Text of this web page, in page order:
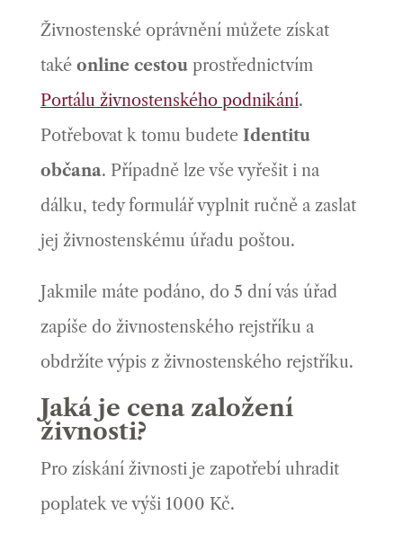
Živnostenské oprávnění můžete získat
také online cestouprostřednictvím
Portálu živnostenského podnikání.
Potřebovat k tomu budete Identitu
občana. Případně lze vše vyřešit i na
dálku, tedy formulář vyplnit ručně a zaslat
jej živnostenskému úřadu poštou.
Jakmile máte podáno, do 5 dní vás úřad
zapíše do živnostenského rejstříku a
obdržíte výpis z živnostenského rejstříku.
Jaká je cena založení
živnosti?
Pro získání živnosti je zapotřebí uhradit
poplatek ve výši 1000 Kč.